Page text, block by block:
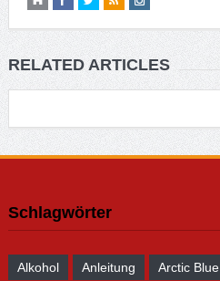
RELATED ARTICLES
Schlagwörter
Alkohol Anleitung Arctic Blue